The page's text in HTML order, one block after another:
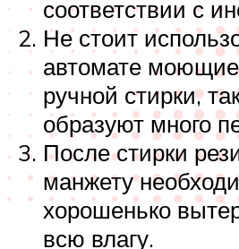
соответствии с
Не стоит
автомате
ручной стирки,
образуют много
После стирки
манжету
хорошенько
всю влагу.